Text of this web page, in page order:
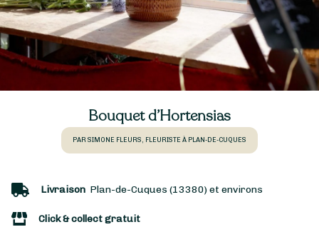
Bouquet d’Hortensias
PAR SIMONE FLEURS, FLEURISTE À PLAN-DE-CUQUES
Livraison Plan-de-Cuques (13380) et environs
Click & collect gratuit